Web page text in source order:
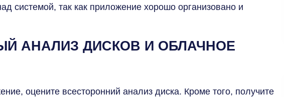
системой, так как приложение хорошо организовано и
АНАЛИЗ ДИСКОВ И ОБЛАЧНОЕ
оцените всесторонний анализ диска. Кроме того, получите